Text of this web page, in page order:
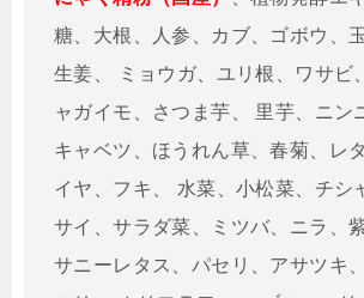
糖、大根、人参、カブ、ゴボウ、
生姜、 ミョウガ、ユリ根、ワサビ
ャガイモ、さつま芋、 里芋、ニン
キャベツ、ほうれん草、春菊、レ
イヤ、フキ、 水菜、小松菜、チシ
サイ、サラダ菜、ミツバ、ニラ、
サニーレタス、パセリ、アサツキ